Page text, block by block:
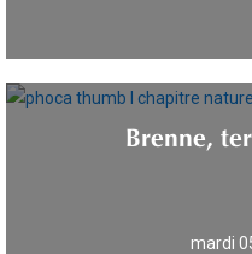
Brenne,
mardi